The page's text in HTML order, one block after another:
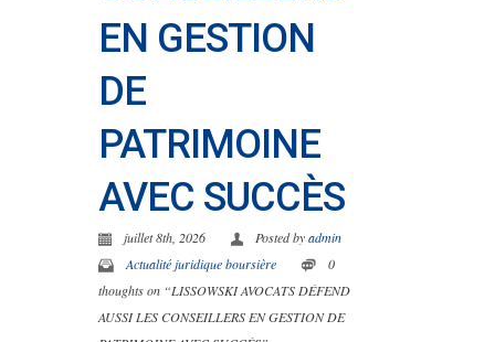
EN GESTION
DE
PATRIMOINE
AVEC SUCCÈS
juillet 8th, 2026 Posted byadmin
Actualité juridique boursière
0
thoughts on “LISSOWSKI AVOCATS DÉFEND
AUSSI LES CONSEILLERS EN GESTION DE